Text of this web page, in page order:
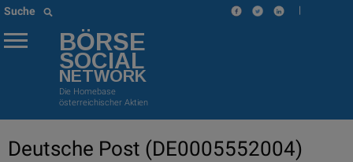
Suche |
BÖRSE
SOCIAL
NETWORK
Die Homebase
österreichischer Aktien
Deutsche Post (DE0005552004)